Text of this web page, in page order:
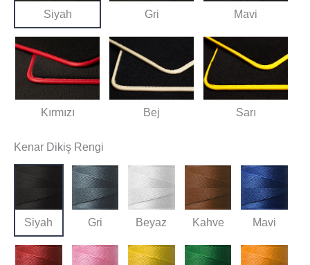
Siyah Gri Mavi
Kırmızı Bej Sarı
Kenar Dikiş Rengi
Siyah Gri Beyaz Kahve Mavi